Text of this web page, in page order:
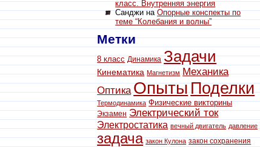
класс. Внутренняя энергия
Санджи наОпорные конспекты по
теме “Колебания и волны”
Метки
8 класс Динамика Задачи
Кинематика Магнетизм Механика
Оптика ОпытыПоделки
Термодинамика Физические викторины
Экзамен Электрический ток
Электростатика вечный двигатель давление
задача закон Кулона закон сохранения